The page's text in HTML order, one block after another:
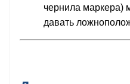
чернила маркера)
давать